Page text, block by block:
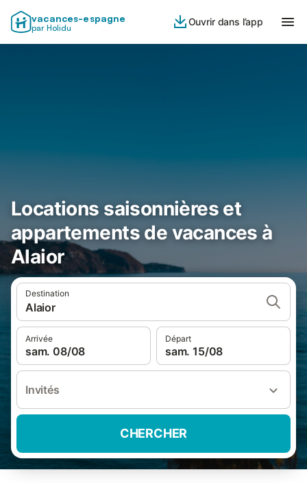
vacances-espagne
par Holidu
Ouvrir dans l’app
Locations saisonnières et
appartements de vacances à
Alaior
Destination
Alaior
Arrivée
sam. 08/08
Départ
sam. 15/08
Invités
CHERCHER